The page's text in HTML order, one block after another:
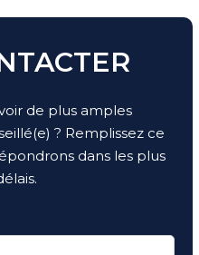
de plus amples
? Remplissez ce
dans les plus